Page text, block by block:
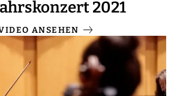
2021
ANSEHEN